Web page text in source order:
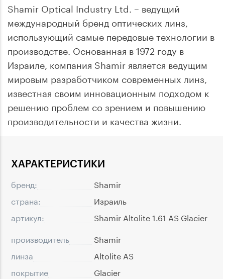
Shamir Optical Industry Ltd. – ведущий
международный бренд оптических линз,
использующий самые передовые технологии в
производстве. Основанная в 1972 году в
Израиле, компания Shamir является ведущим
мировым разработчиком современных линз,
известная своим инновационным подходом к
решению проблем со зрением и повышению
производительности и качества жизни.
ХАРАКТЕРИСТИКИ
бренд:
Shamir
страна:
Израиль
артикул:
Shamir Altolite 1.61 AS Glacier
производитель
Shamir
линза
Altolite AS
покрытие
Glacier